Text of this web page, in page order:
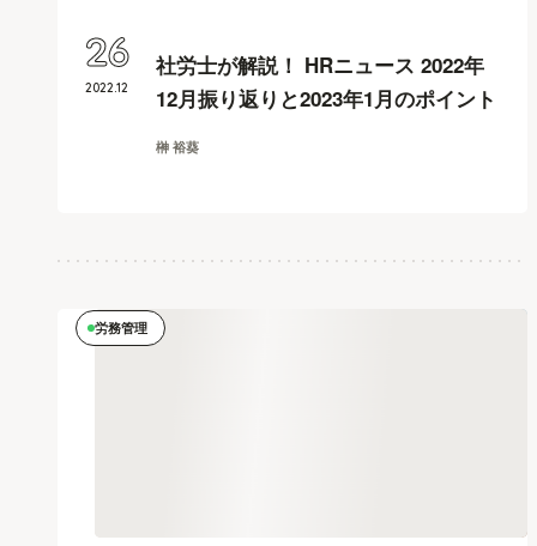
社労士が解説！ HRニュース 2022年
12月振り返りと2023年1月のポイント
榊 裕葵
2022.12
26
労務管理